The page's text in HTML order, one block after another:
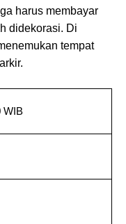
harus membayar
didekorasi. Di
tempat
WIB